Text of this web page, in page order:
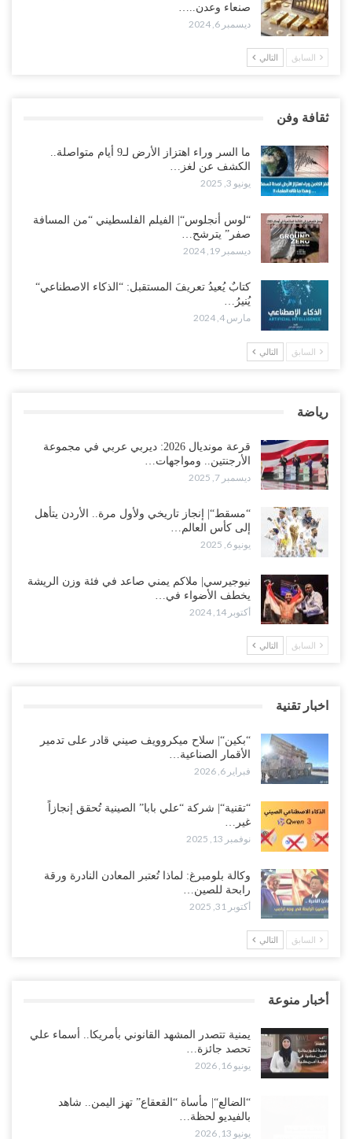
صنعاء وعدن..…
ديسمبر 6, 2024
السابق التالي
ثقافة وفن
ما السر وراء اهتزاز الأرض لـ9 أيام متواصلة..
الكشف عن لغز…
يونيو 3, 2025
“لوس أنجلوس“| الفيلم الفلسطيني “من المسافة
صفر” يترشح…
ديسمبر 19, 2024
كتابٌ يُعيدُ تعريفَ المستقبل: “الذكاء الاصطناعي“
يُنيرُ…
مارس 4, 2024
السابق التالي
رياضة
قرعة مونديال 2026: ديربي عربي في مجموعة
الأرجنتين.. ومواجهات…
ديسمبر 7, 2025
“مسقط“| إنجاز تاريخي ولأول مرة.. الأردن يتأهل
إلى كأس العالم…
يونيو 6, 2025
نيوجيرسي| ملاكم يمني صاعد في فئة وزن الريشة
يخطف الأضواء في…
أكتوبر 14, 2024
السابق التالي
اخبار تقنية
“بكين“| سلاح ميكروويف صيني قادر على تدمير
الأقمار الصناعية…
فبراير 6, 2026
“تقنية“| شركة “علي بابا” الصينية تُحقق إنجازاً
غير…
نوفمبر 13, 2025
وكالة بلومبرغ: لماذا تُعتبر المعادن النادرة ورقة
رابحة للصين…
أكتوبر 31, 2025
السابق التالي
أخبار منوعة
يمنية تتصدر المشهد القانوني بأمريكا.. أسماء علي
تحصد جائزة…
يونيو 16, 2026
“الضالع“| مأساة “القعقاع” تهز اليمن.. شاهد
بالفيديو لحظة…
يونيو 13, 2026